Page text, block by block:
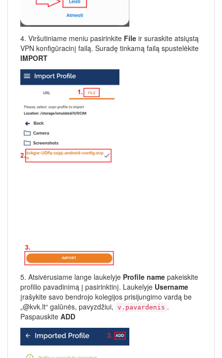
4. Viršutiniame meniu pasirinkite File ir suraskite atsiųstą
VPN konfigūracinį failą. Suradę tinkamą failą spustelėkite
IMPORT
5. Atsivėrusiame lange laukelyje Profile name pakeiskite
profilio pavadinimą į pasirinktinį. Laukelyje Username
įrašykite savo bendrojo kolegijos prisijungimo vardą be
„@kvk.lt“ galūnės, pavyzdžiui, v.pavardenis .
Paspauskite ADD